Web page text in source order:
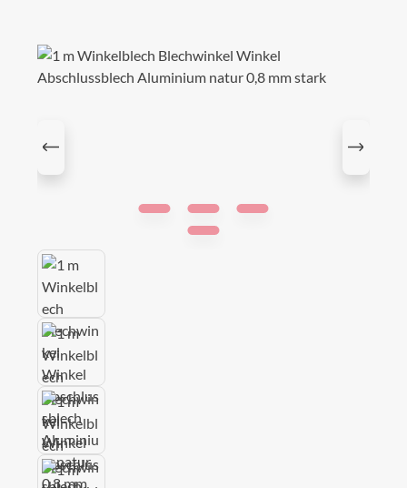
Bildergalerie überspringen